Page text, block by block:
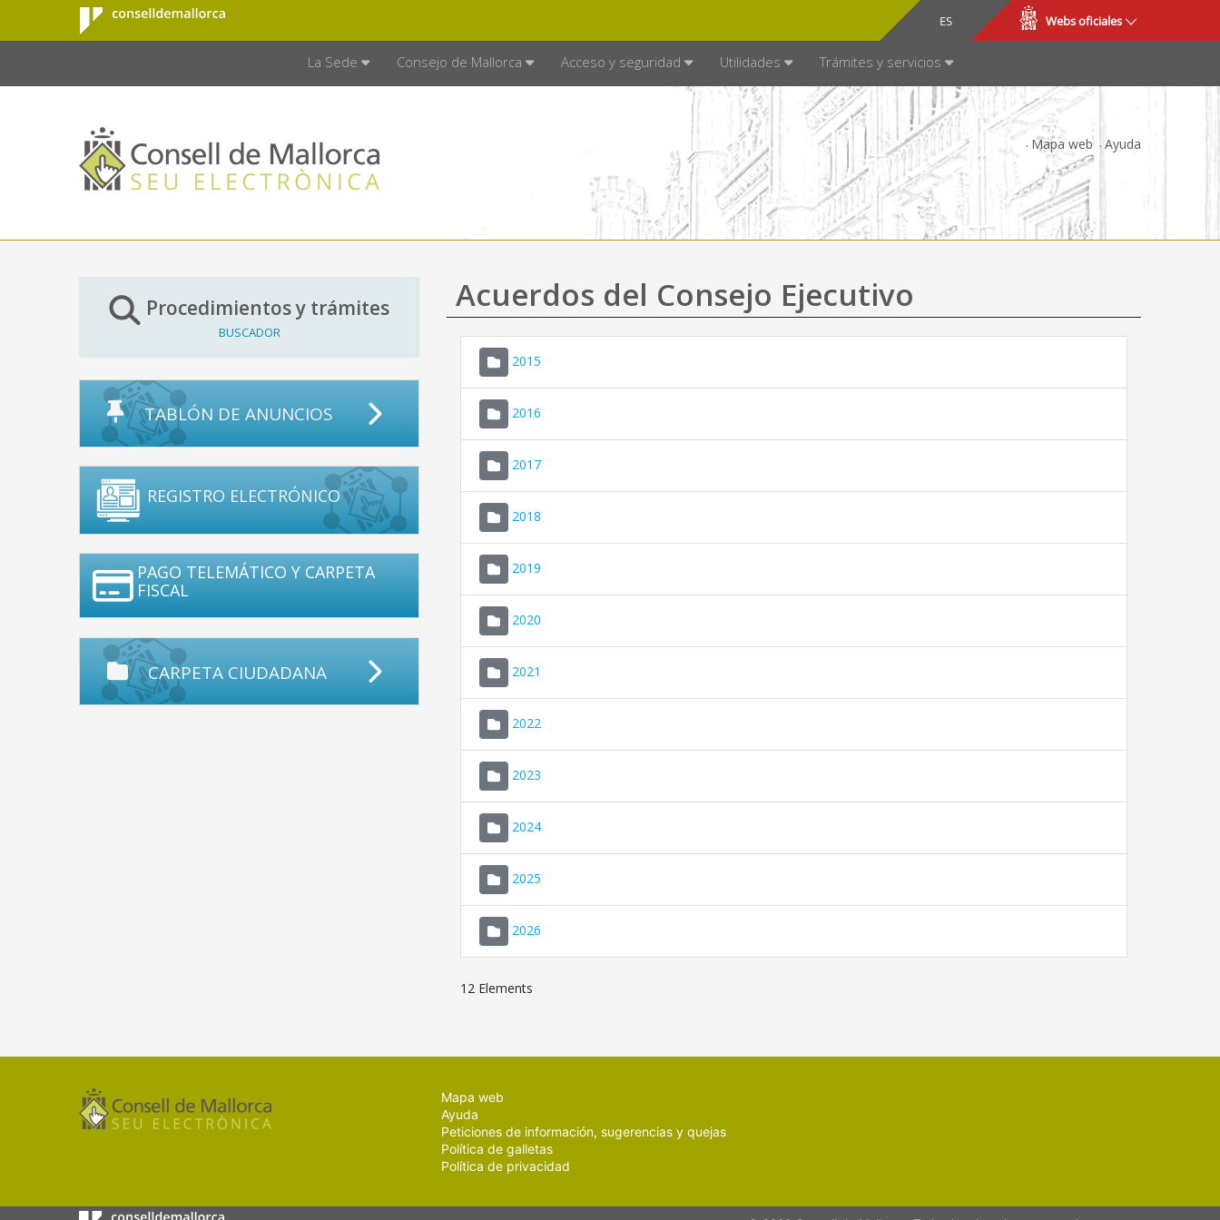
Saltar al contenido principal
Consell de
Mallorca
ES
CA Webs oficiales
La Sede Consejo de Mallorca Acceso y seguridad Utilidades Trámites y servicios
Mapa web Ayuda
Procedimientos y trámites
BUSCADOR
TABLÓN DE ANUNCIOS
REGISTRO ELECTRÓNICO
PAGO TELEMÁTICO Y CARPETA
FISCAL
CARPETA CIUDADANA
Acuerdos del Consejo Ejecutivo
2015
2016
2017
2018
2019
2020
2021
2022
2023
2024
2025
2026
12 Elements
Mapa web
Ayuda
Peticiones de información, sugerencias y quejas
Política de galletas
Política de privacidad